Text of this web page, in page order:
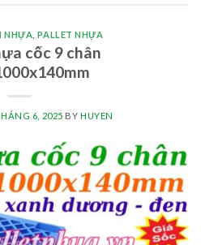
NHỰA ,PALLET NHỰA
cốc 9 chân
6, 2025 BY HUYEN